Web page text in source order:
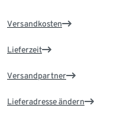
Versandkosten
Lieferzeit
Versandpartner
Lieferadresse ändern